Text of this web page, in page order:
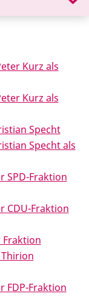
Kurz als
Kurz als
Specht
Specht als
SPD-Fraktion
CDU-Fraktion
Fraktion
Thirion
FDP-Fraktion